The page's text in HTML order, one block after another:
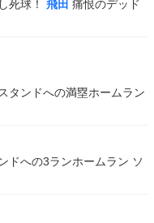
死球！ 飛田 痛恨のデッド
タンドへの満塁ホームラン
ドへの3ランホームラン ソ